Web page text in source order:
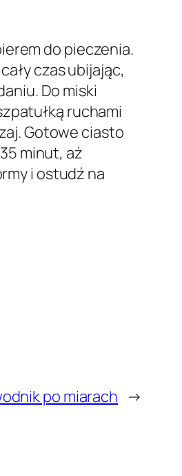
do pieczenia.
czas ubijając,
Do miski
ruchami
Gotowe ciasto
minut, aż
i ostudź na
po miarach →